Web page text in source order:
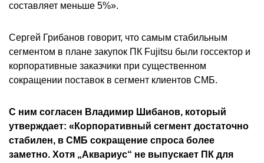
составляет меньше 5%».
Сергей Грибанов говорит, что самым стабильным
сегментом в плане закупок ПК Fujitsu были госсектор и
корпоративные заказчики при существенном
сокращении поставок в сегмент клиентов СМБ.
С ним согласен Владимир Шибанов, который
утверждает: «Корпоративный сегмент достаточно
стабилен, в СМБ сокращение спроса более
заметно. Хотя „Аквариус“ не выпускает ПК для